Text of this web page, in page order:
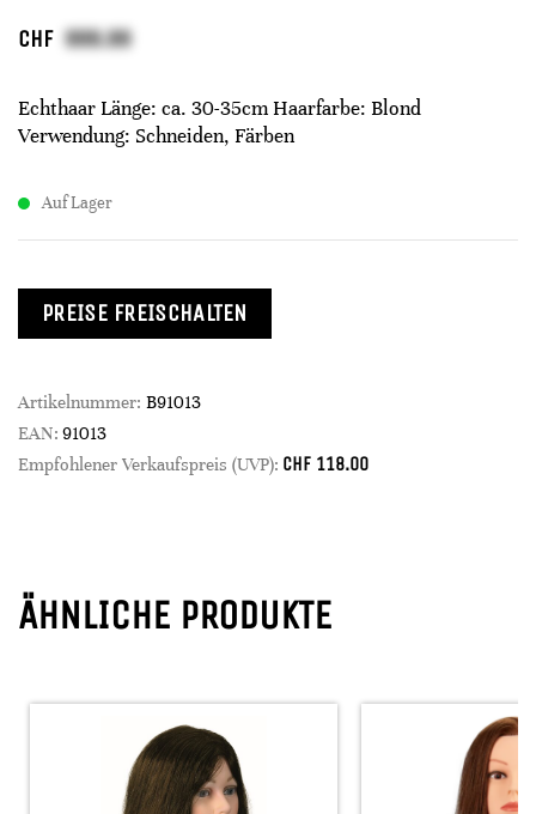
CHF
Echthaar Länge: ca. 30-35cm Haarfarbe: Blond
Verwendung: Schneiden, Färben
Auf Lager
PREISE FREISCHALTEN
Artikelnummer: B91013
EAN: 91013
Empfohlener Verkaufspreis (UVP): CHF 118.00
ÄHNLICHE PRODUKTE